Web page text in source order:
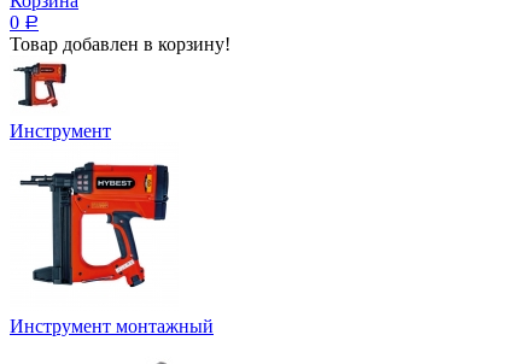
0 Р
Товар добавлен в корзину!
Инструмент
Инструмент монтажный